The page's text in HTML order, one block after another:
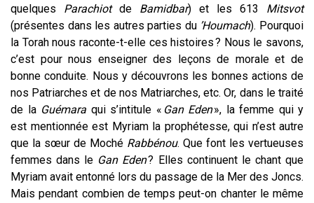
quelques Parachiotde Bamidbar) et les 613 Mitsvot
(présentes dans les autres parties du ’Houmach). Pourquoi
la Torah nous raconte-t-elle ces histoires ? Nous le savons,
c’est pour nous enseigner des leçons de morale et de
bonne conduite. Nous y découvrons les bonnes actions de
nos Patriarches et de nos Matriarches, etc. Or, dans le traité
de la Guémara qui s’intitule « Gan Eden», la femme qui y
est mentionnée est Myriam la prophétesse, qui n’est autre
que la sœur de Moché Rabbénou. Que font les vertueuses
femmes dans le Gan Eden? Elles continuent le chant que
Myriam avait entonné lors du passage de la Mer des Joncs.
Mais pendant combien de temps peut-on chanter le même